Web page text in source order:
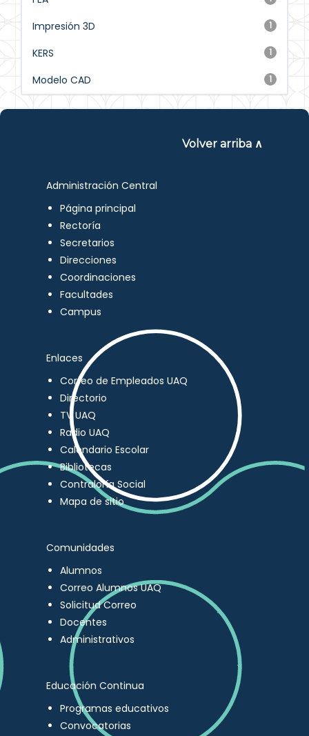
1
Impresión 3D
1
KERS
1
Modelo CAD
Volver arriba ∧
Administración Central
Página principal
Rectoría
Secretarios
Direcciones
Coordinaciones
Facultades
Campus
Enlaces
Correo de Empleados UAQ
Directorio
TV UAQ
Radio UAQ
Calendario Escolar
Bibliotecas
Contraloría Social
Mapa de sitio
Comunidades
Alumnos
Correo Alumnos UAQ
Solicitud Correo
Docentes
Administrativos
Educación Continua
Programas educativos
Convocatorias